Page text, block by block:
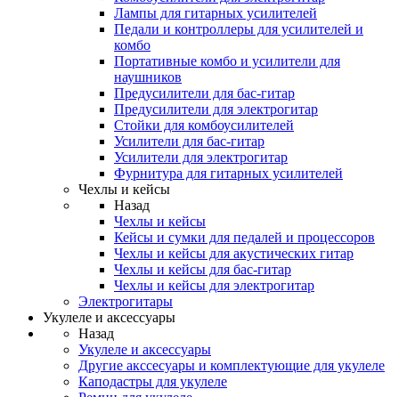
Лампы для гитарных усилителей
Педали и контроллеры для усилителей и
комбо
Портативные комбо и усилители для
наушников
Предусилители для бас-гитар
Предусилители для электрогитар
Стойки для комбоусилителей
Усилители для бас-гитар
Усилители для электрогитар
Фурнитура для гитарных усилителей
Чехлы и кейсы
Назад
Чехлы и кейсы
Кейсы и сумки для педалей и процессоров
Чехлы и кейсы для акустических гитар
Чехлы и кейсы для бас-гитар
Чехлы и кейсы для электрогитар
Электрогитары
Укулеле и аксессуары
Назад
Укулеле и аксессуары
Другие акссесуары и комплектующие для укулеле
Каподастры для укулеле